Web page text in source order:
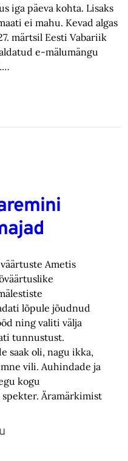
iga päeva kohta. Lisaks
ei mahu. Kevad algas
märtsil Eesti Vabariik
e-mälumängu
Ametis
lõpule jõudnud
ning valiti välja
tunnustust.
saak oli, nagu ikka,
vili. Auhindade ja
kogu
Äramärkimist